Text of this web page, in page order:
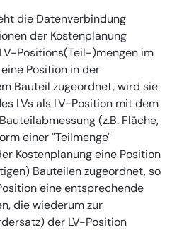
die Datenverbindung
der Kostenplanung
Positions(Teil-)mengen im
Position in der
Bauteil zugeordnet, wird sie
LVs als LV-Position mit dem
(z.B. Fläche,
einer "Teilmenge"
Kostenplanung eine Position
Bauteilen zugeordnet, so
eine entsprechende
die wiederum zur
der LV-Position